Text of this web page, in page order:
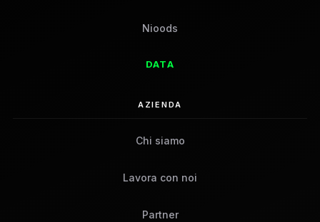
Nioods
DATA
AZIENDA
Chi siamo
Lavora con noi
Partner